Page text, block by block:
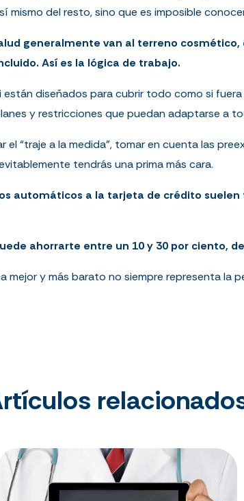
mismo del resto, sino que es imposible
generalmente van al terreno
Así es la lógica de trabajo.
están diseñados para cubrir todo como si
y restricciones que puedan adaptarse a
“traje a la medida”, tomar en cuenta las
tendrás una prima más cara.
automáticos a la tarjeta de crédito
ahorrarte entre un 10 y 30 por ciento,
mejor y más barato no siempre representa la